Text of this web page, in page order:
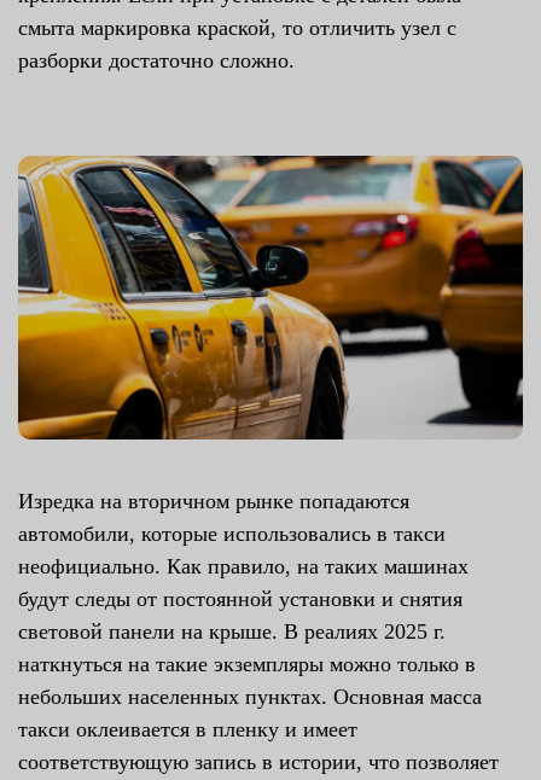
смыта маркировка краской, то отличить узел с
разборки достаточно сложно.
Изредка на вторичном рынке попадаются
автомобили, которые использовались в такси
неофициально. Как правило, на таких машинах
будут следы от постоянной установки и снятия
световой панели на крыше. В реалиях 2025 г.
наткнуться на такие экземпляры можно только в
небольших населенных пунктах. Основная масса
такси оклеивается в пленку и имеет
соответствующую запись в истории, что позволяет